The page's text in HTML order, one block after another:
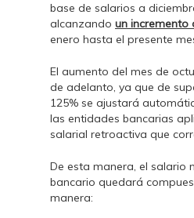
base de salarios a
alcanzando un incremento
enero hasta el presente
El aumento del mes de
de adelanto, ya que de
125% se ajustará
las entidades bancarias
salarial retroactiva que
De esta manera, el salario
bancario quedará
manera: